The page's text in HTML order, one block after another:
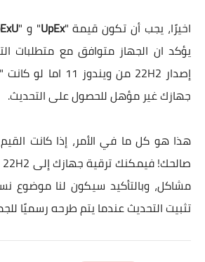
اخيرًا، يجب أن تكون قيمة "UpEx" و "
يؤكد ان الجهاز متوافق مع متطلبات
جهازك غير مؤهل للحصول على التحديث.
هذا هو كل ما في الأمر، إذا كانت
مشاكل، وبالتأكيد سيكون لنا موضوع
تثبيت التحديث عندما يتم طرحه رسميًا